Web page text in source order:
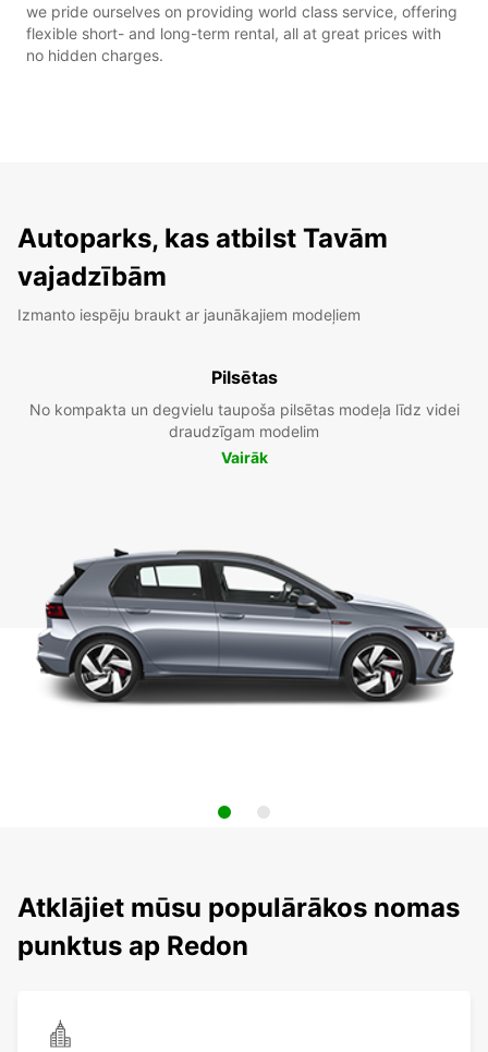
we pride ourselves on providing world class service, offering
flexible short- and long-term rental, all at great prices with
no hidden charges.
Autoparks, kas atbilst Tavām
vajadzībām
Izmanto iespēju braukt ar jaunākajiem modeļiem
Pilsētas
No kompakta un degvielu taupoša pilsētas modeļa līdz videi
draudzīgam modelim
Vairāk
Atklājiet mūsu populārākos nomas
punktus ap Redon